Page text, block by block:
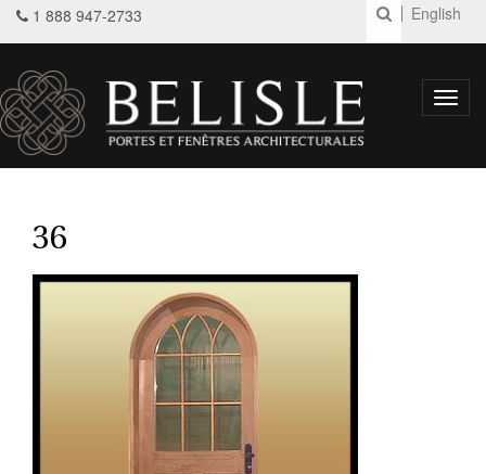
1 888 947-2733 English
36